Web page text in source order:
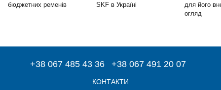
бюджетних ременів
SKF в Україні
для його
огляд
+38 067 485 43 36 +38 067 491 20 07
КОНТАКТИ